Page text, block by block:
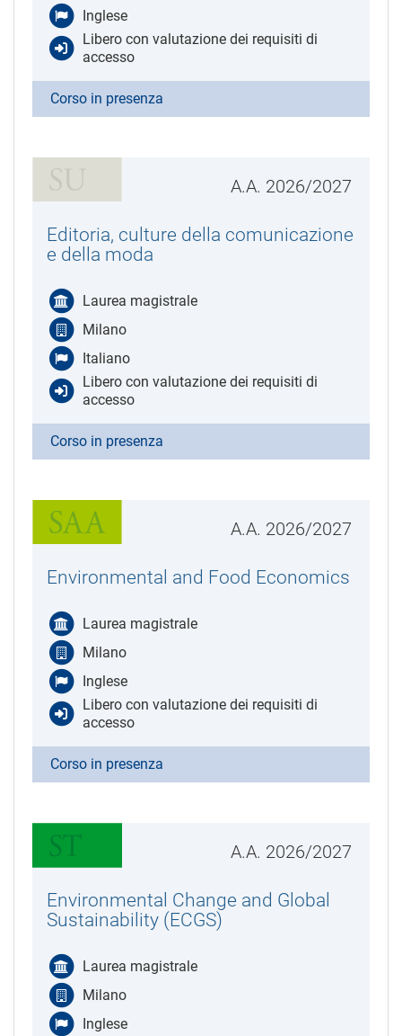
Inglese
Libero con valutazione dei requisiti di
accesso
Corso in presenza
A.A. 2026/2027
Editoria, culture della comunicazione
e della moda
Laurea magistrale
Milano
Italiano
Libero con valutazione dei requisiti di
accesso
Corso in presenza
A.A. 2026/2027
Environmental and Food Economics
Laurea magistrale
Milano
Inglese
Libero con valutazione dei requisiti di
accesso
Corso in presenza
A.A. 2026/2027
Environmental Change and Global
Sustainability (ECGS)
Laurea magistrale
Milano
Inglese